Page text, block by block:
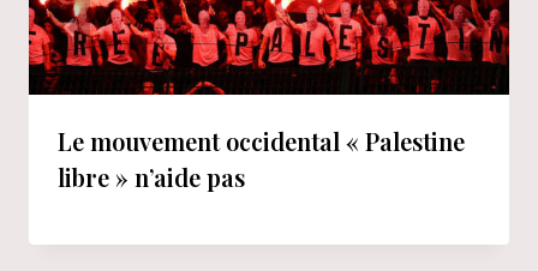
Le mouvement occidental « Palestine
libre » n’aide pas